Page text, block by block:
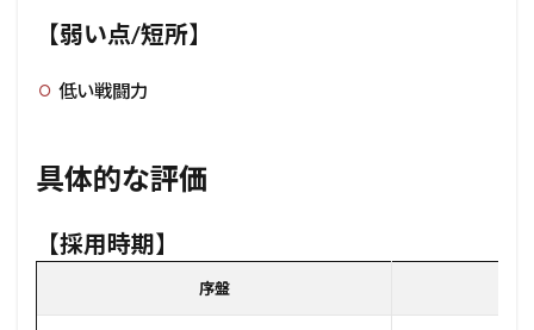
【弱い点/短所】
低い戦闘力
具体的な評価
【採用時期】
序盤